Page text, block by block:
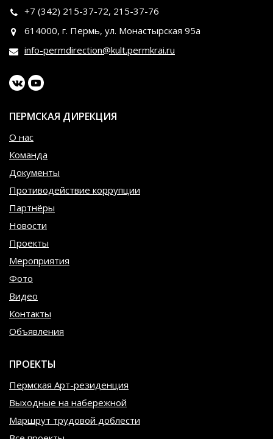
+7 (342) 215-37-72, 215-37-76
614000, г. Пермь, ул. Монастырская 95а
info-permdirection@kult.permkrai.ru
ПЕРМСКАЯ ДИРЕКЦИЯ
О нас
Команда
Документы
Противодействие коррупции
Партнёры
Новости
Проекты
Мероприятия
Фото
Видео
Контакты
Объявления
ПРОЕКТЫ
Пермская Арт-резиденция
Выходные на набережной
Маршрут трудовой доблести